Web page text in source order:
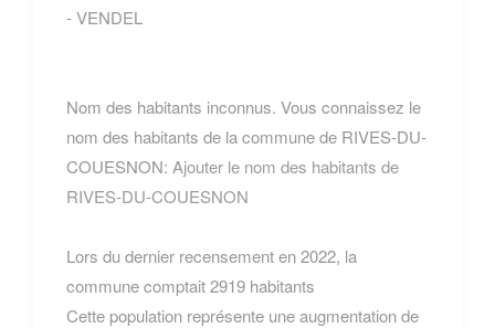
- VENDEL
Nom des habitants inconnus. Vous connaissez le
nom des habitants de la commune de RIVES-DU-
COUESNON: Ajouter le nom des habitants de
RIVES-DU-COUESNON
Lors du dernier recensement en 2022, la
commune comptait 2919 habitants
Cette population représente une augmentation de